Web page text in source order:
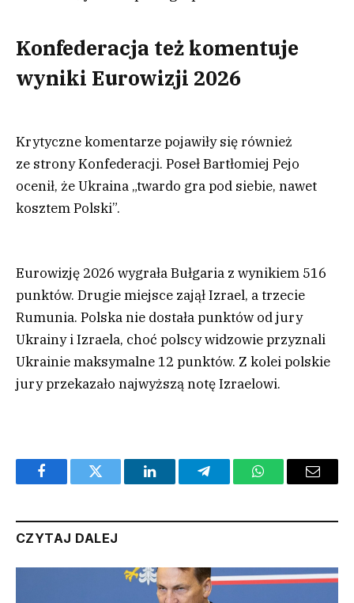
Konfederacja też komentuje
wyniki Eurowizji 2026
Krytyczne komentarze pojawiły się również
ze strony Konfederacji. Poseł Bartłomiej Pejo
ocenił, że Ukraina „twardo gra pod siebie, nawet
kosztem Polski”.
Eurowizję 2026 wygrała Bułgaria z wynikiem 516
punktów. Drugie miejsce zajął Izrael, a trzecie
Rumunia. Polska nie dostała punktów od jury
Ukrainy i Izraela, choć polscy widzowie przyznali
Ukrainie maksymalne 12 punktów. Z kolei polskie
jury przekazało najwyższą notę Izraelowi.
FacebookTwitter LinkedInTelegramWhatsAppEmail
CZYTAJ DALEJ